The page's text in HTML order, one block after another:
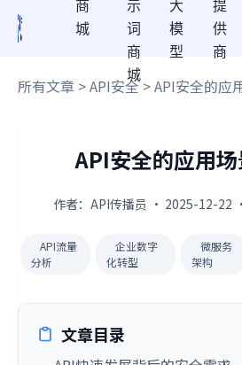
商
城
示
词
商
城
大
模
型
提
供
商
所有文章 >API安全> API安全的应
API安全的应用
作者：API传播员 · 2025-12-22
API流量
分析
企业数字
化转型
微服务
架构
文章目录